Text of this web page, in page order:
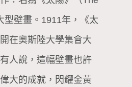
型壁畫。1911年，《太
在奧斯陸大學集會大
人說，這幅壁畫也許
大的成就，閃耀金黃